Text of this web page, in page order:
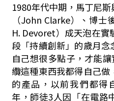
1980年代中期，馬丁尼
（John Clarke）、博
H. Devoret）成天泡在實
段「持續創新」的歲月
自己想很多點子，才能
纜這種東西我都得自己
的產品，以前我們都得
年，師徒3人因「在電路